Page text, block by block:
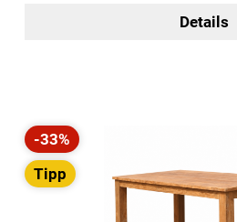
Details
Rabatt
-33%
Tipp